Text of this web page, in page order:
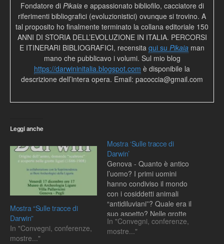
Fondatore di Pikaiae appassionato bibliofilo, cacciatore di
riferimenti bibliografici (evoluzionistici) ovunque si trovino. A
tal proposito ho finalmente terminato la collana editoriale 150
ANNI DI STORIA DELL’EVOLUZIONE IN ITALIA. PERCORSI
E ITINERARI BIBLIOGRAFICI, recensita qui su Pikaia man
mano che pubblicavo i volumi. Sul mio blog
https://darwininitalia.blogspot.com è disponibile la
descrizione dell’intera opera. Email: pacoccia@gmail.com
Leggi anche
Mostra “Sulle tracce di
Darwin”
In "Convegni, conferenze,
mostre..."
Mostra ‘Sulle tracce di
Darwin’
Genova - Quanto è antico
l’uomo? I primi uomini
hanno condiviso il mondo
con i cosiddetti animali
“antidiluviani”? Quale era il
suo aspetto? Nelle grotte
della Liguria ha inizio a
partire dalla metà dell’800 il
In "Convegni, conferenze,
mostre..."